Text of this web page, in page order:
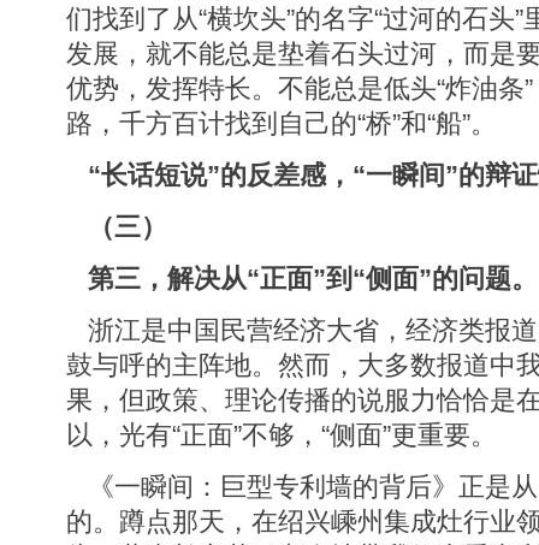
们找到了从“横坎头”的名字“过河的石头
发展，就不能总是垫着石头过河，而是
优势，发挥特长。不能总是低头“炸油条
路，千方百计找到自己的“桥”和“船”。
“长话短说”的反差感，“一瞬间”的辩
（三）
第三，解决从“正面”到“侧面”的问题。
浙江是中国民营经济大省，经济类报
鼓与呼的主阵地。然而，大多数报道中
果，但政策、理论传播的说服力恰恰是
以，光有“正面”不够，“侧面”更重要。
《一瞬间：巨型专利墙的背后》正是
的。蹲点那天，在绍兴嵊州集成灶行业